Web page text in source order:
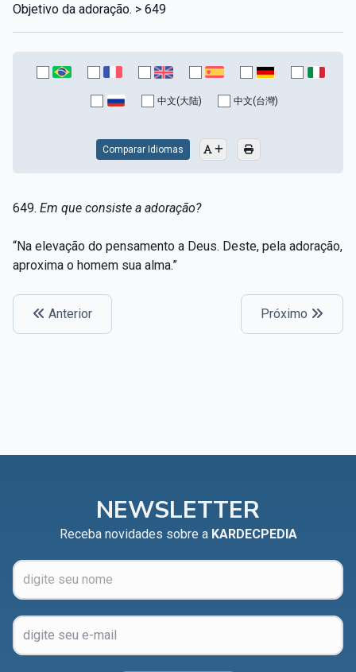
Objetivo da adoração. > 649
中文(大陆) 中文(台灣)
Comparar Idiomas
649. Em que consiste a adoração?
“Na elevação do pensamento a Deus. Deste, pela adoração,
aproxima o homem sua alma.”
Anterior Próximo
NEWSLETTER
Receba novidades sobre a KARDECPEDIA